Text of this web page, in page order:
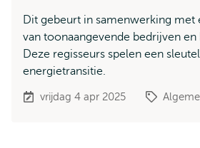
Dit gebeurt in samenwerking met
van toonaangevende bedrijven
Deze regisseurs spelen een
energietransitie.
vrijdag 4 apr 2025